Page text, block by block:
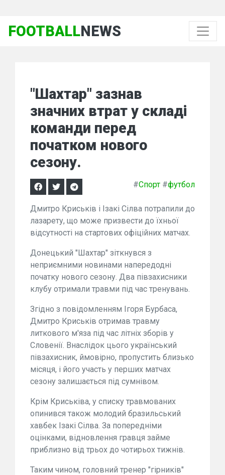
FOOTBALLNEWS
"Шахтар" зазнав
значних втрат у складі
команди перед
початком нового
сезону.
#Спорт #футбол
Дмитро Криськів і Ізакі Сілва потрапили до
лазарету, що може призвести до їхньої
відсутності на стартових офіційних матчах.
Донецький "Шахтар" зіткнувся з
неприємними новинами напередодні
початку нового сезону. Два півзахисники
клубу отримали травми під час тренувань.
Згідно з повідомленням Ігоря Бурбаса,
Дмитро Криськів отримав травму
литкового м'яза під час літніх зборів у
Словенії. Внаслідок цього український
півзахисник, ймовірно, пропустить близько
місяця, і його участь у перших матчах
сезону залишається під сумнівом.
Крім Криськіва, у списку травмованих
опинився також молодий бразильський
хавбек Ізакі Сілва. За попередніми
оцінками, відновлення гравця займе
приблизно від трьох до чотирьох тижнів.
Таким чином, головний тренер "гірників"